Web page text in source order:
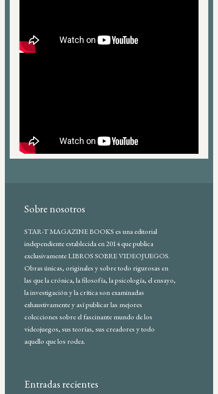
Sobre nosotros
STAR-T MAGAZINE BOOKS es una editorial
independiente establecida en 2014 que publica
exclusivamente LIBROS SOBRE VIDEOJUEGOS.
Obras únicas, originales y sobre todo rigurosas en
las que la crónica, la filosofía, la psicología, el ensayo,
la investigación y la crítica son examinadas
exhaustivamente y así publicar las mejores
colecciones sobre el fascinante mundo de los
videojuegos, sus teorías, sus creadores y todo
aquello que los rodea.
Entradas recientes